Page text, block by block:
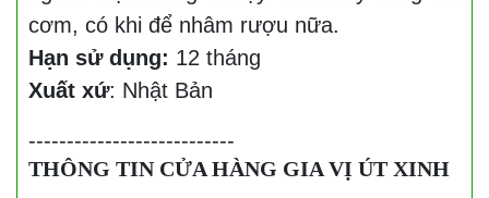
cơm, có khi để nhâm rượu nữa.
Hạn sử dụng: 12 tháng
Xuất xứ: Nhật Bản
---------------------------
THÔNG TIN CỬA HÀNG GIA VỊ ÚT XINH